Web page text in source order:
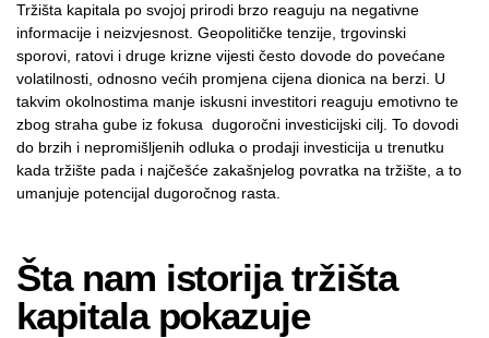
Tržišta kapitala po svojoj prirodi brzo reaguju na negativne
informacije i neizvjesnost. Geopolitičke tenzije, trgovinski
sporovi, ratovi i druge krizne vijesti često dovode do povećane
volatilnosti, odnosno većih promjena cijena dionica na berzi. U
takvim okolnostima manje iskusni investitori reaguju emotivno te
zbog straha gube iz fokusa dugoročni investicijski cilj. To dovodi
do brzih i nepromišljenih odluka o prodaji investicija u trenutku
kada tržište pada i najčešće zakašnjelog povratka na tržište, a to
umanjuje potencijal dugoročnog rasta.
Šta nam istorija tržišta
kapitala pokazuje